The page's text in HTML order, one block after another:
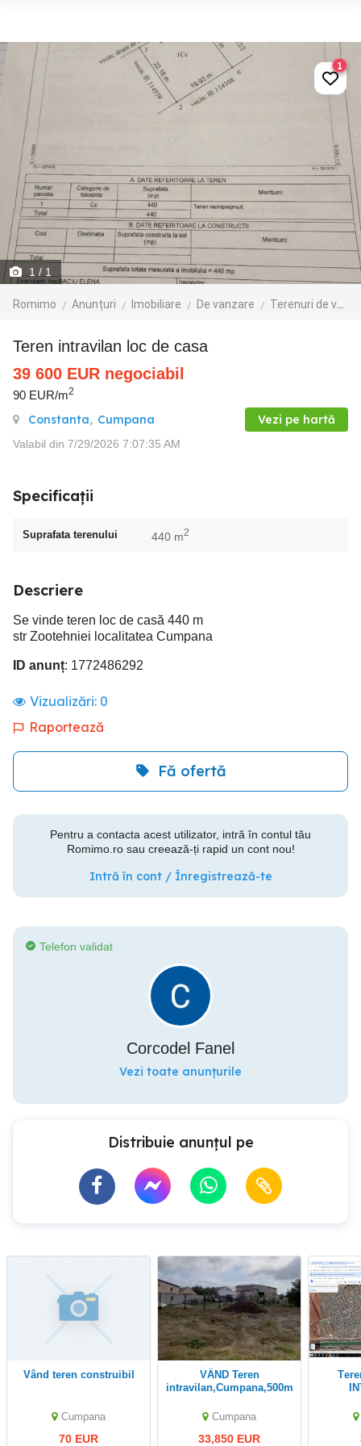
1 / 1
Romimo Anunțuri Imobiliare De vanzare Terenuri de vanzare
1
teren intravilan loc de casa
39 600 EUR negociabil
90 EUR/m2
Constanta, Cumpana Vezi pe hartă
Valabil din 7/29/2026 7:07:35 AM
Specificații
Suprafata terenului 440 m2
Descriere
Se vinde teren loc de casă 440 m
str Zootehniei localitatea Cumpana
ID anunț: 1772486292
Vizualizări: 0
Raportează
Fă ofertă
Pentru a contacta acest utilizator, intră în contul tău
Romimo.ro sau creează-ți rapid un cont nou!
Intră în cont / Înregistrează-te
Telefon validat
Corcodel Fanel
Vezi toate anunțurile
Distribuie anunțul pe
Vând teren construibil
Cumpana
70 EUR
VÂND Teren
intravilan,Cumpana,500mp
Cumpana
33,850 EUR
Teren de vanzare